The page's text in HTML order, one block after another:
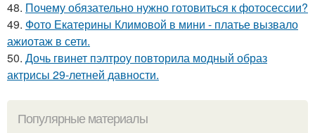
48. Почему обязательно нужно готовиться к фотосессии?
49. Фото Екатерины Климовой в мини - платье вызвало
ажиотаж в сети.
50. Дочь гвинет пэлтроу повторила модный образ
актрисы 29-летней давности.
Популярные материалы